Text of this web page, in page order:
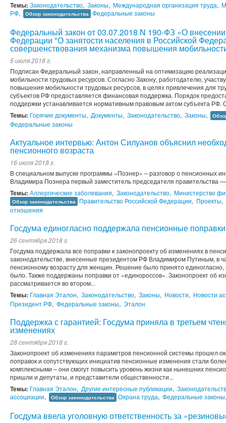
Темы: Законодательство, Законы, Международная организация труда,
РФ, Обзор законодательства Федеральные законы
Федеральный закон от 03.07.2018 N 190-ФЗ «О
Федерации "О занятости населения в Российской
совершенствования механизма повышения
5 июля 2018 г.
Подписан Федеральный закон, направленный на оптимизацию
мобильности трудовых ресурсов. Согласно Закону, работодателю,
повышения мобильности трудовых ресурсов, в целях привлечения для
субъектов РФ предоставляется финансовая поддержка. Порядок
поддержки устанавливается нормативным правовым актом субъекта РФ.
Темы: Горячие документы, Документы, Законодательство, Законы,
Федеральные законы
Актуальное интервью: Антон Силуанов объяснил
пенсионного возраста
16 июля 2018 г.
В специальном выпуске программы «Познер» – разговор о пенсионных
Владимира Познера первый заместитель председателя правительства
Темы: Аллергические заболевания, Законодательство, Министерство
Обзор законодательства Правительство Российской Федерации, Проекты,
отношения
Госдума единогласно поддержала пенсионные
26 сентября 2018 г.
Госдума поддержала все поправки к законопроекту об изменениях в
законодательстве, внесенные президентом РФ Владимиром Путиным, в
пенсионному возрасту для женщин. Решение было принято единогласно,
было. Также поддержаны поправки от «единороссов». Законопроект об
рассматривается во втором...
Темы: Главная Эталон, Законодательство, Законы, Новости, Новости
Президент РФ, Федеральные законы, Эталон
Поддержка с гарантией: Госдума приняла в третьем
изменениях
28 сентября 2018 г.
Законопроект об изменениях параметров пенсионной системы прошел
поправок и сопутствующих инициатив пенсионные изменения стали
комплексными – они смогут повысить уровень жизни как нынешних
пришли и депутаты, и представители общественности...
Темы: Главная Эталон, Другие интересные публикации,
ассоциации, Обзор законодательства Охрана труда, Федеральные законы
Госдума ввела уголовную ответственность за